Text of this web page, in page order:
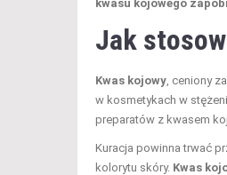
kwasu kojowego
Jak
Kwas kojowy , ceniony
w kosmetykach w
preparatów z kwasem
Kuracja powinna trwać
kolorytu skóry. Kwas